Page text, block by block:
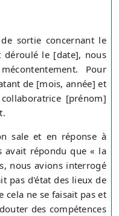
sortie concernant le
déroulé le [date], nous
Pour
de [mois, année] et
[prénom]
sale et en réponse à
avait répondu que « la
nous avions interrogé
pas d'état des lieux de
cela ne se faisait pas et
des compétences